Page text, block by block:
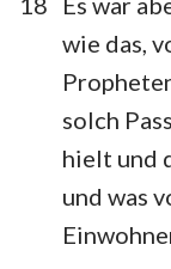
wie das,
solch
hielt und
und was